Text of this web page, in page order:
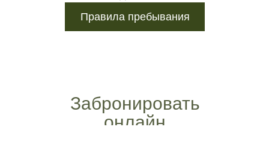
Правила пребывания
Забронировать
онлайн